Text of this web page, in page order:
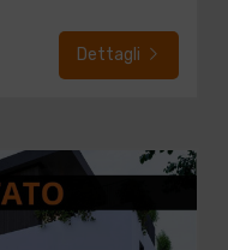
Dettagli